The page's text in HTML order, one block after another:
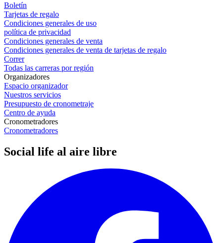
Boletín
Tarjetas de regalo
Condiciones generales de uso
política de privacidad
Condiciones generales de venta
Condiciones generales de venta de tarjetas de regalo
Correr
Todas las carreras por región
Organizadores
Espacio organizador
Nuestros servicios
Presupuesto de cronometraje
Centro de ayuda
Cronometradores
Cronometradores
Social life al aire libre